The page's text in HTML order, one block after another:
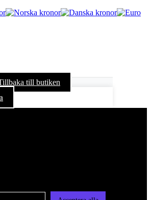
till butiken